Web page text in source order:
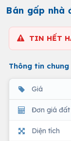
Bán gấp nhà
TIN HẾT
Thông tin chung
Giá
Đơn giá đất
Diện tích